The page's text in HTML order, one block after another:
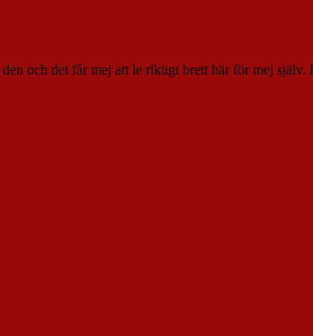
och det får mej att le riktigt brett här för mej själv.